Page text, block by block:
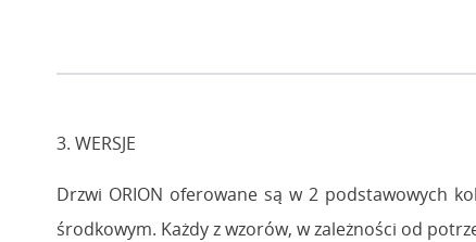
3. WERSJE
Drzwi ORION oferowane są w 2 podstawowych
środkowym. Każdy z wzorów, w zależności od